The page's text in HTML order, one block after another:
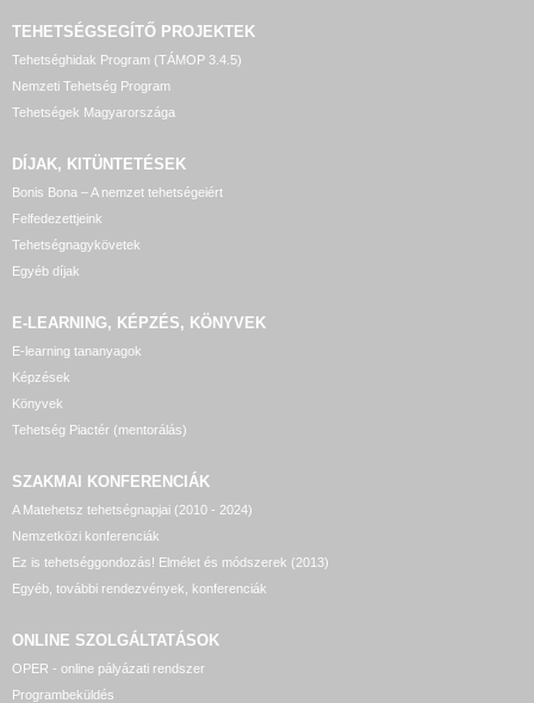
TEHETSÉGSEGÍTŐ PROJEKTEK
Tehetséghidak Program (TÁMOP 3.4.5)
Nemzeti Tehetség Program
Tehetségek Magyarországa
DÍJAK, KITÜNTETÉSEK
Bonis Bona – A nemzet tehetségeiért
Felfedezettjeink
Tehetségnagykövetek
Egyéb díjak
E-LEARNING, KÉPZÉS, KÖNYVEK
E-learning tananyagok
Képzések
Könyvek
Tehetség Piactér (mentorálás)
SZAKMAI KONFERENCIÁK
A Matehetsz tehetségnapjai (2010 - 2024)
Nemzetközi konferenciák
Ez is tehetséggondozás! Elmélet és módszerek (2013)
Egyéb, további rendezvények, konferenciák
ONLINE SZOLGÁLTATÁSOK
OPER - online pályázati rendszer
Programbeküldés